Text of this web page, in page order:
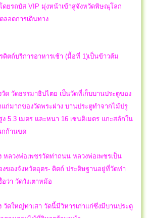
ดยรถบัส VIP มุ่งหน้าเข้าสู่จังหวัดพิษณุโลก
ลอดการเดินทาง
ดิตถ์บริการอาหารเช้า (มื้อที่ 1)เป็นข้าวต้ม
วัด วัดธรรมาธิปไตย เป็นวัดที่เก็บบานประตูของ
ก่มากของวัดพระฝาง บานประตูทำจากไม้ปรู
5.3 เมตร และหนา 16 เซนติเมตร แกะสลักใน
กก้านขด
หลวงพ่อเพชรวัดท่าถนน หลวงพ่อเพชรเป็น
ของจังหวัดอุตร- ดิตถ์ ประดิษฐานอยู่ที่วัดท่า
ว่า วัดวังเตาหม้อ
วัดใหญ่ท่าเสา วัดนี้มีวิหารเก่าแก่ซึ่งมีบานประตู